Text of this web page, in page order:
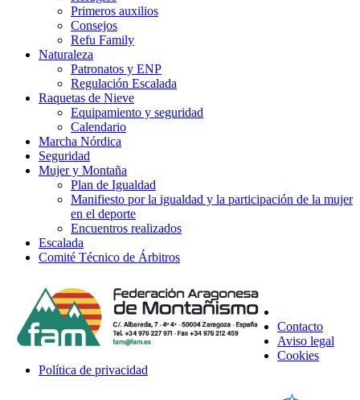
Primeros auxilios
Consejos
Refu Family
Naturaleza
Patronatos y ENP
Regulación Escalada
Raquetas de Nieve
Equipamiento y seguridad
Calendario
Marcha Nórdica
Seguridad
Mujer y Montaña
Plan de Igualdad
Manifiesto por la igualdad y la participación de la mujer
en el deporte
Encuentros realizados
Escalada
Comité Técnico de Árbitros
Contacto
Aviso legal
Cookies
Política de privacidad